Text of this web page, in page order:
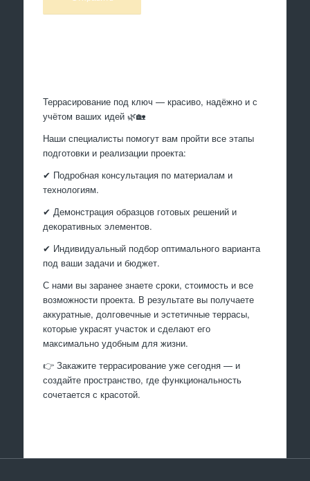
Террасирование под ключ — красиво, надёжно и с
учётом ваших идей 🌿🏡
Наши специалисты помогут вам пройти все этапы
подготовки и реализации проекта:
✔ Подробная консультация по материалам и
технологиям.
✔ Демонстрация образцов готовых решений и
декоративных элементов.
✔ Индивидуальный подбор оптимального варианта
под ваши задачи и бюджет.
С нами вы заранее знаете сроки, стоимость и все
возможности проекта. В результате вы получаете
аккуратные, долговечные и эстетичные террасы,
которые украсят участок и сделают его
максимально удобным для жизни.
👉 Закажите террасирование уже сегодня — и
создайте пространство, где функциональность
сочетается с красотой.